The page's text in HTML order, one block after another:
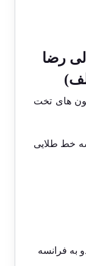
20 ریالی رضا
های تخت
خط طلایی
به فرانسه